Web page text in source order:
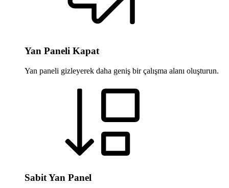
Yan Paneli Kapat
Yan paneli gizleyerek daha geniş bir çalışma alanı oluşturun.
Sabit Yan Panel